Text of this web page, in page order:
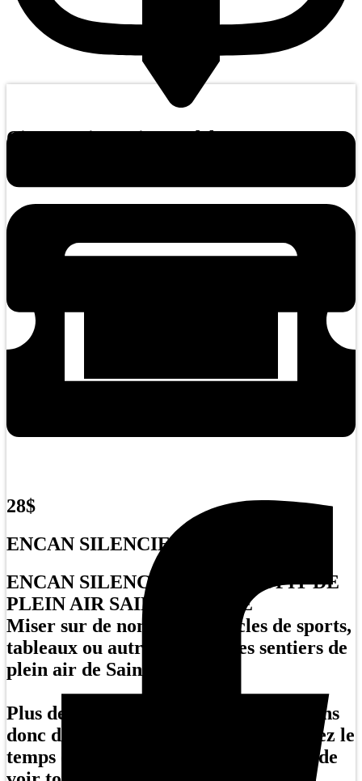
Cinéma Pine Sainte-Adèle
28$
ENCAN SILENCIEUX
ENCAN SILENCIEUX AU PROFIT DE
PLEIN AIR SAINTE-ADÈLE
Miser sur de nombreux articles de sports,
tableaux ou autres et aider les sentiers de
plein air de Sainte-Adèle.
Plus de produits que jamais! Nous avons
donc deux liens pour magasiner. Prenez le
temps de consulter chacun d’eux afin de